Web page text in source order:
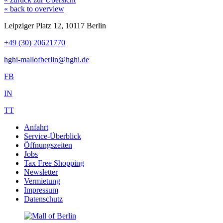
« back to overview
Leipziger Platz 12, 10117 Berlin
+49 (30) 20621770
hghi-mallofberlin@hghi.de
FB
IN
TT
Anfahrt
Service-Überblick
Öffnungszeiten
Jobs
Tax Free Shopping
Newsletter
Vermietung
Impressum
Datenschutz